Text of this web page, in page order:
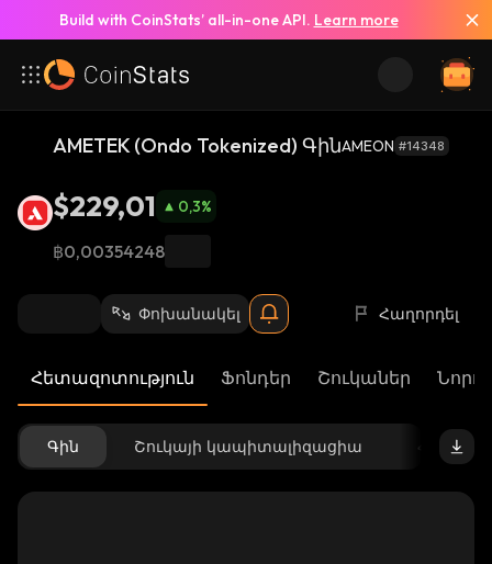
Build with CoinStats’ all-in-one API. Learn more
AMETEK (Ondo Tokenized) ԳինAMEON #14348
$229,01 0,3%
฿0,00354248
Փոխանակել Հաղորդել
Հետազոտություն Ֆոնդեր Շուկաներ
Գին Շուկայի կապիտալիզացիա